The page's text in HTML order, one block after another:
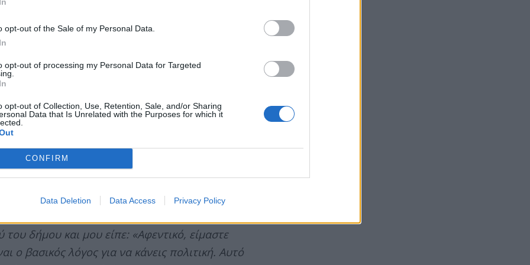
opt-out of the Sale of my Personal Data.
opt-out of processing my Personal Data for Targeted
opt-out of Collection, Use, Retention, Sale, and/or Sharing
Data that Is Unrelated with the Purposes for which it
CONFIRM
Data Deletion Data Access Privacy Policy
στον Ισίδωρο «αυτός, νομίζω, με έχει
Μπορεί βέβαια να έγινε και να μην το
Πολλές φορές. Συνειδητά.
ο άνθρωπος να ταλαιπωρείται
Αλλά δεν το ένιωσα καθόλου αυτό που λέτε.
επαρχία μπορεί να πεις: «Γιατί, ρε παιδί
Και αν αύριο δεν μπορέσει, ας
το αντίθετο, πρέπει να πω. Θα
απέναντι σε τέτοια θέματα;
ο κόσμος βγάζει τον καλό του εαυτό.
δήμου και μου είπε: «Αφεντικό, είμαστε
ο βασικός λόγος για να κάνεις πολιτική. Αυτό